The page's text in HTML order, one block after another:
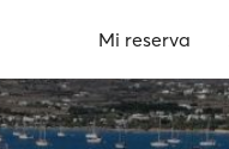
Mi reserva